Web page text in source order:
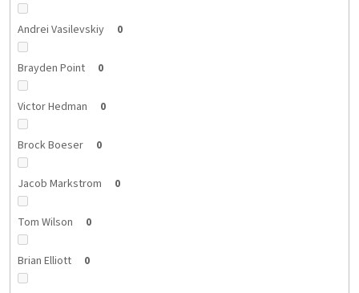
Andrei Vasilevskiy 0
Brayden Point 0
Victor Hedman 0
Brock Boeser 0
Jacob Markstrom 0
Tom Wilson 0
Brian Elliott 0